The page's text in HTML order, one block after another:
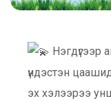
Нэгдүгээр
үндэстэн
эх хэлээрээ